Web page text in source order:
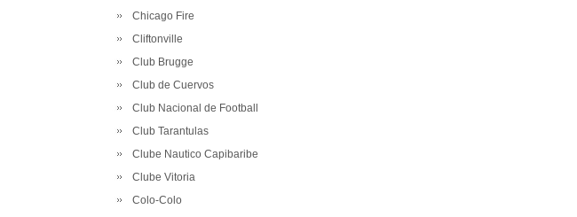
Chicago Fire
Cliftonville
Club Brugge
Club de Cuervos
Club Nacional de Football
Club Tarantulas
Clube Nautico Capibaribe
Clube Vitoria
Colo-Colo